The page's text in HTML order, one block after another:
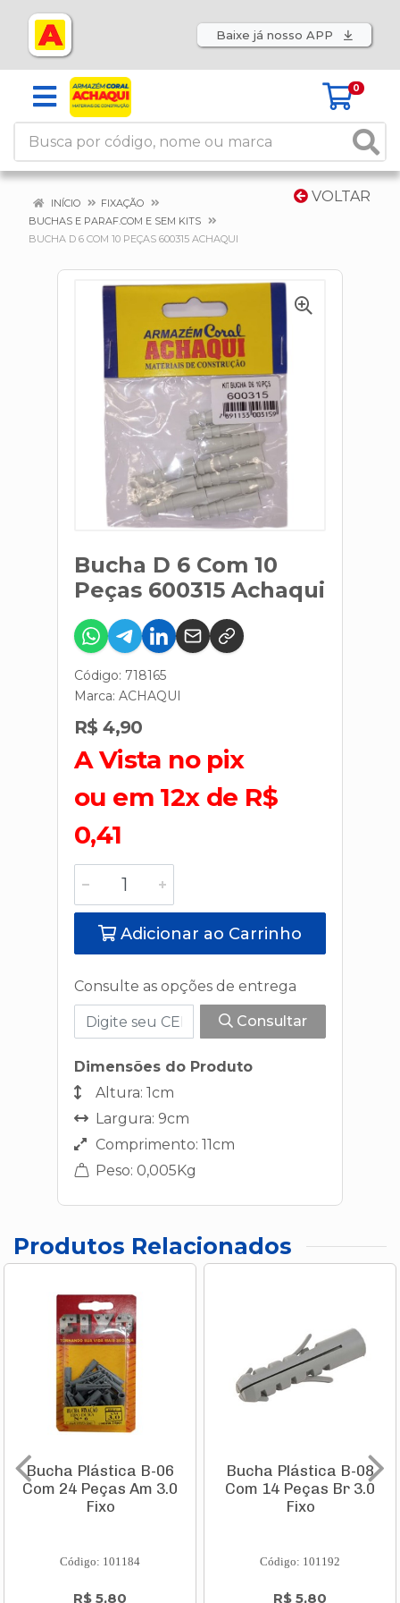
Baixe já nosso APP
0
VOLTAR
INÍCIO
FIXAÇÃO
BUCHAS E PARAF.COM E SEM KITS
BUCHA D 6 COM 10 PEÇAS 600315 ACHAQUI
Bucha D 6 Com 10
Peças 600315 Achaqui
Código: 718165
Marca: ACHAQUI
R$ 4,90
A Vista no pix
ou em 12x de R$
0,41
Adicionar ao Carrinho
Consulte as opções de entrega
Consultar
Dimensões do Produto
Altura: 1cm
Largura: 9cm
Comprimento: 11cm
Peso: 0,005Kg
Produtos Relacionados
Bucha Plástica B-06
Com 24 Peças Am 3.0
Fixo
Código: 101184
R$ 5,80
Bucha Plástica B-08
Com 14 Peças Br 3.0
Fixo
Código: 101192
R$ 5,80